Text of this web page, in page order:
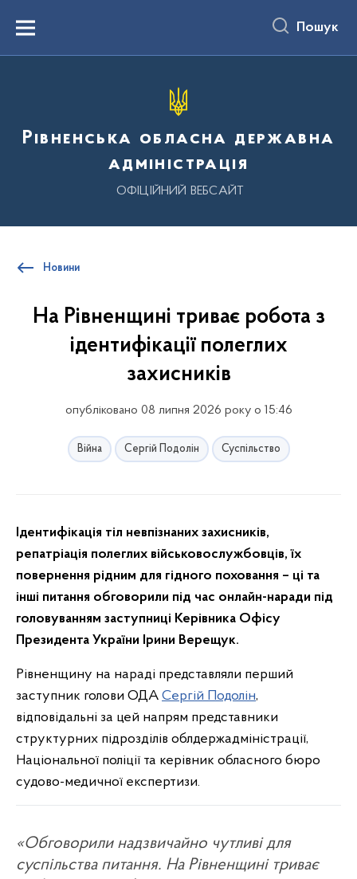
вмістуMenu Пошук
Рівненська обласна державна
адміністрація
ОФІЦІЙНИЙ ВЕБСАЙТ
Новини
На Рівненщині триває робота з
ідентифікації полеглих
захисників
опубліковано 08 липня 2026 року о 15:46
Війна Сергій Подолін Суспільство
Ідентифікація тіл невпізнаних захисників,
репатріація полеглих військовослужбовців, їх
повернення рідним для гідного поховання – ці та
інші питання обговорили під час онлайн-наради під
головуванням заступниці Керівника Офісу
Президента України Ірини Верещук.
Рівненщину на нараді представляли перший
заступник голови ОДА Сергій Подолін,
відповідальні за цей напрям представники
структурних підрозділів облдержадміністрації,
Національної поліції та керівник обласного бюро
судово-медичної експертизи.
«Обговорили надзвичайно чутливі для
суспільства питання. На Рівненщині триває